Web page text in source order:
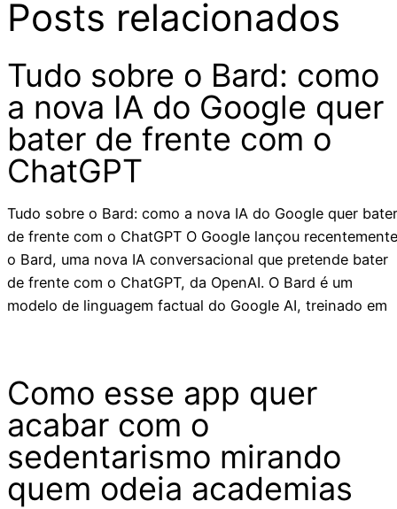
Posts relacionados
Tudo sobre o Bard: como
a nova IA do Google quer
bater de frente com o
ChatGPT
Tudo sobre o Bard: como a nova IA do Google quer bater
de frente com o ChatGPT O Google lançou recentemente
o Bard, uma nova IA conversacional que pretende bater
de frente com o ChatGPT, da OpenAI. O Bard é um
modelo de linguagem factual do Google AI, treinado em
Como esse app quer
acabar com o
sedentarismo mirando
quem odeia academias